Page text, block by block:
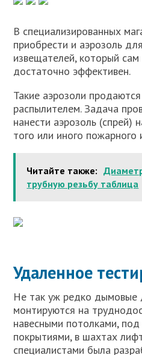
В специализированных
приобрести и аэрозоль
извещателей, который
достаточно эффективен.
Такие аэрозоли
распылителем. Задача
нанести аэрозоль (спрей)
того или иного пожарного
Читайте также:
трубную резьбу таблица
Удаленное
Не так уж редко дымовые
монтируются на
навесными потолками,
покрытиями, в шахтах
специалистами была